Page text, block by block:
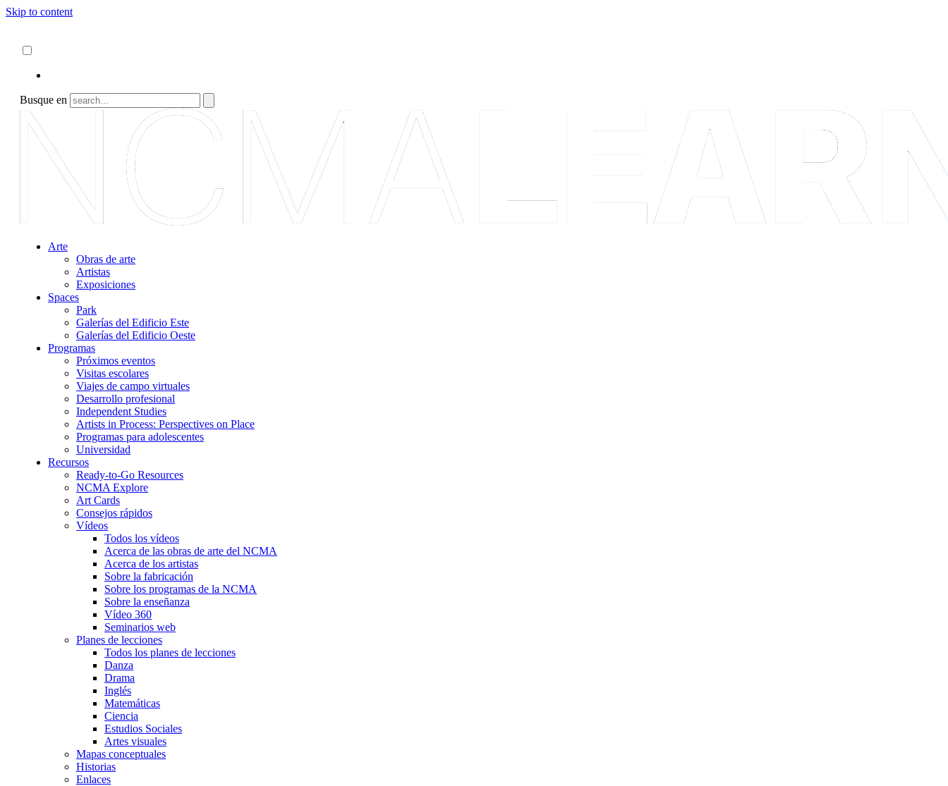
Skip to content
Busque en
Arte
Obras de arte
Artistas
Exposiciones
Spaces
Park
Galerías del Edificio Este
Galerías del Edificio Oeste
Programas
Próximos eventos
Visitas escolares
Viajes de campo virtuales
Desarrollo profesional
Independent Studies
Artists in Process: Perspectives on Place
Programas para adolescentes
Universidad
Recursos
Ready-to-Go Resources
NCMA Explore
Art Cards
Consejos rápidos
Vídeos
Todos los vídeos
Acerca de las obras de arte del NCMA
Acerca de los artistas
Sobre la fabricación
Sobre los programas de la NCMA
Sobre la enseñanza
Vídeo 360
Seminarios web
Planes de lecciones
Todos los planes de lecciones
Danza
Drama
Inglés
Matemáticas
Ciencia
Estudios Sociales
Artes visuales
Mapas conceptuales
Historias
Enlaces